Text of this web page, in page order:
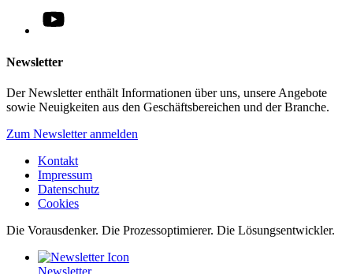
Newsletter
Der Newsletter enthält Informationen über uns, unsere Angebote
sowie Neuigkeiten aus den Geschäftsbereichen und der Branche.
Zum Newsletter anmelden
Kontakt
Impressum
Datenschutz
Cookies
Die Vorausdenker. Die Prozessoptimierer. Die Lösungsentwickler.
Newsletter